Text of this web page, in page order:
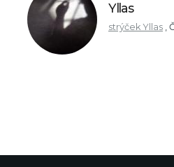
Yllas
strýček Yllas ,